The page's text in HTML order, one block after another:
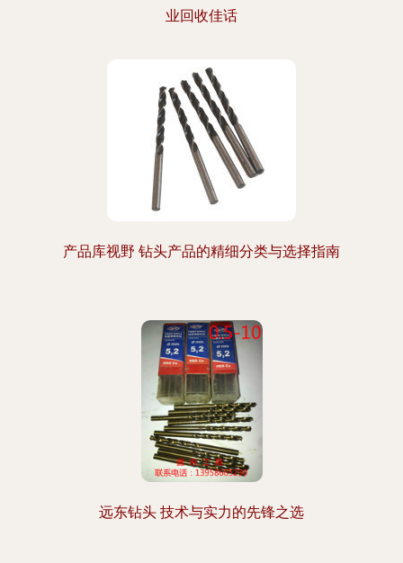
业回收佳话
产品库视野 钻头产品的精细分类与选择指南
远东钻头 技术与实力的先锋之选